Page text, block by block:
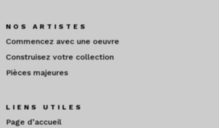
NOS ARTISTES
Commencez avec une oeuvre
Construisez votre collection
Pièces majeures
LIENS UTILES
Page d’accueil